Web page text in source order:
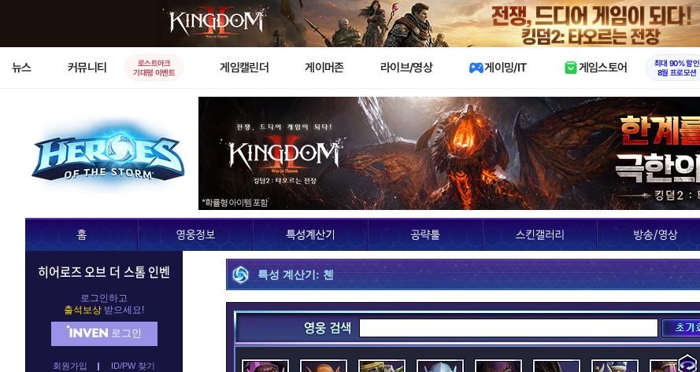
X
뉴스 커뮤니티
로스트아크
기대평 이벤트
게임캘린더 게이머존 라이브/영상 게이밍/IT 게임스토어
최대 90% 할인
8월 프로모션
히어로즈 오브 더 스톰 인벤
로그인하고
출석보상 받으세요!
로그인
회원가입 ID/PW 찾기
특성 계산기: 첸